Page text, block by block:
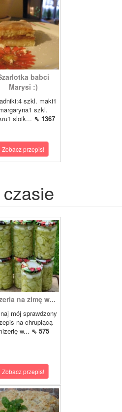
babci
Marysi :)
szkl. maki1
szkl.
sloik... ⇖ 1367
Zobacz przepis!
na zimę w...
mój sprawdzony
na chrupiącą
w... ⇖ 575
Zobacz przepis!